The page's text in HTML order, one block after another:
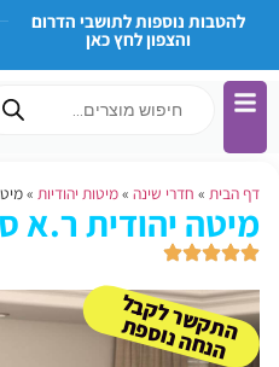
להטבות נוספות לתושבי הדרום
והצפון לחץ כאן
דף הבית » חדרי שינה »מיטות יהודיות »מיטה
מיטה יהודית ר.א סוג 2 דגם
ה
ת
ק
ש
ר
ל
ק
ב
ל
הנ
ח
ה נו
ס
פ
ת